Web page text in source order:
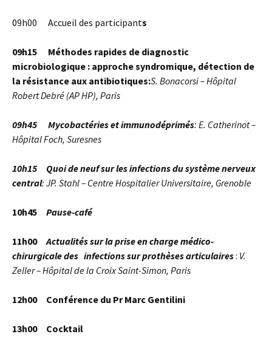
09h00 Accueil des participants
09h15 Méthodes rapides de diagnostic
microbiologique : approche syndromique, détection de
la résistance aux antibiotiques:S. Bonacorsi – Hôpital
Robert Debré (AP HP), Paris
09h45 Mycobactéries et immunodéprimés: E. Catherinot –
Hôpital Foch, Suresnes
10h15 Quoi deneufsur les infections dusystèmenerveux
central: JP. Stahl – Centre Hospitalier Universitaire, Grenoble
10h45 Pause-café
11h00 Actualitéssur lapriseenchargemédico-
chirurgicaledes infections surprothèsesarticulaires: V.
Zeller – Hôpital de la Croix Saint-Simon, Paris
12h00 Conférence du Pr Marc Gentilini
13h00 Cocktail